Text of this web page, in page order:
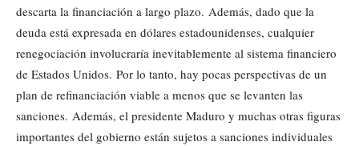
descarta la financiación a largo plazo. Además, dado que la
deuda está expresada en dólares estadounidenses, cualquier
renegociación involucraría inevitablemente al sistema financiero
de Estados Unidos. Por lo tanto, hay pocas perspectivas de un
plan de refinanciación viable a menos que se levanten las
sanciones. Además, el presidente Maduro y muchas otras figuras
importantes del gobierno están sujetos a sanciones individuales